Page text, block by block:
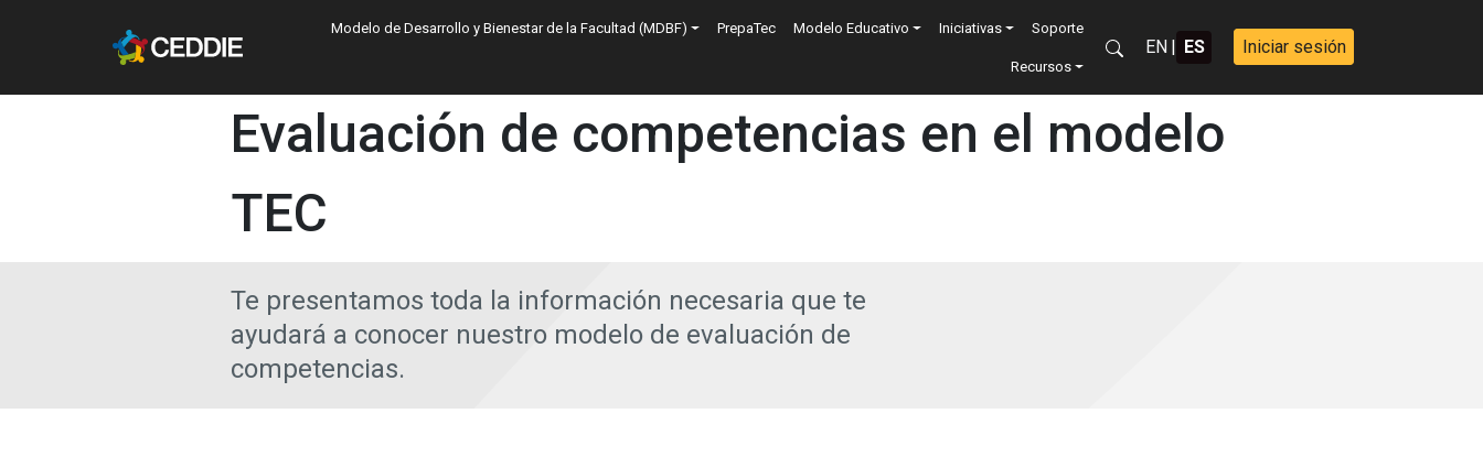
Main navigation
Modelo de Desarrollo y Bienestar de la Facultad (MDBF) PrepaTec Modelo Educativo Iniciativas Soporte
Recursos
EN | ES Iniciar sesión
Evaluación de competencias en el modelo
TEC
Te presentamos toda la información necesaria que te
ayudará a conocer nuestro modelo de evaluación de
competencias.